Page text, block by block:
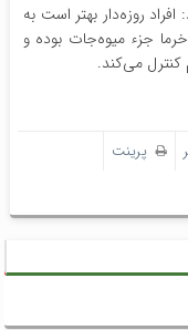
روزه‌دار بهتر است به
جزء میوه‌جات بوده و
کنترل می‌کند.
پرینت